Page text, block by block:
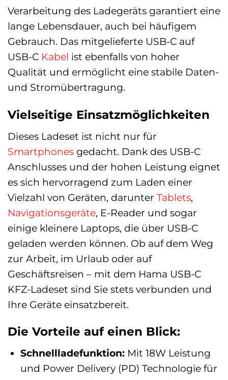
Verarbeitung des Ladegeräts garantiert eine
lange Lebensdauer, auch bei häufigem
Gebrauch. Das mitgelieferte USB-C auf
USB-C Kabel ist ebenfalls von hoher
Qualität und ermöglicht eine stabile Daten-
und Stromübertragung.
Vielseitige Einsatzmöglichkeiten
Dieses Ladeset ist nicht nur für
Smartphones gedacht. Dank des USB-C
Anschlusses und der hohen Leistung eignet
es sich hervorragend zum Laden einer
Vielzahl von Geräten, darunter Tablets,
Navigationsgeräte, E-Reader und sogar
einige kleinere Laptops, die über USB-C
geladen werden können. Ob auf dem Weg
zur Arbeit, im Urlaub oder auf
Geschäftsreisen – mit dem Hama USB-C
KFZ-Ladeset sind Sie stets verbunden und
Ihre Geräte einsatzbereit.
Die Vorteile auf einen Blick:
Schnellladefunktion:Mit 18W Leistung
und Power Delivery (PD) Technologie für